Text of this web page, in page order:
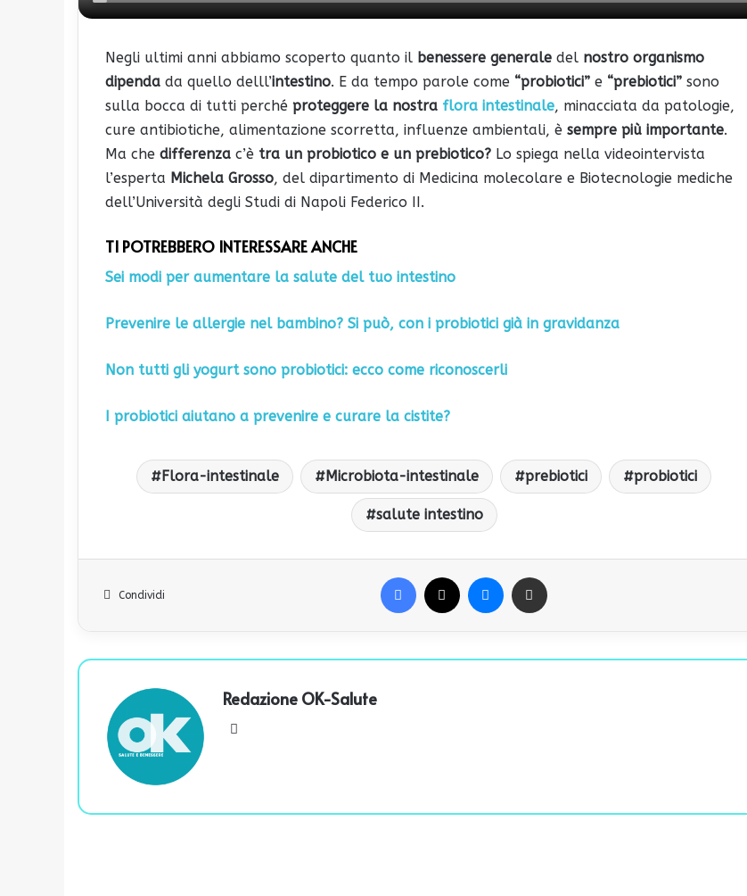
Negli ultimi anni abbiamo scoperto quanto il benessere generale del nostro organismo
dipenda da quello delll’intestino. E da tempo parole come “probiotici” e “prebiotici” sono
sulla bocca di tutti perché proteggere la nostra flora intestinale, minacciata da patologie,
cure antibiotiche, alimentazione scorretta, influenze ambientali, è sempre più importante.
Ma che differenza c’è tra un probiotico e un prebiotico? Lo spiega nella videointervista
l’esperta Michela Grosso, del dipartimento di Medicina molecolare e Biotecnologie mediche
dell’Università degli Studi di Napoli Federico II.
TI POTREBBERO INTERESSARE ANCHE
Sei modi per aumentare la salute del tuo intestino
Prevenire le allergie nel bambino? Si può, con i probiotici già in gravidanza
Non tutti gli yogurt sono probiotici: ecco come riconoscerli
I probiotici aiutano a prevenire e curare la cistite?
Flora-intestinale Microbiota-intestinale prebiotici probiotici
salute intestino
Condividi
Redazione OK-Salute